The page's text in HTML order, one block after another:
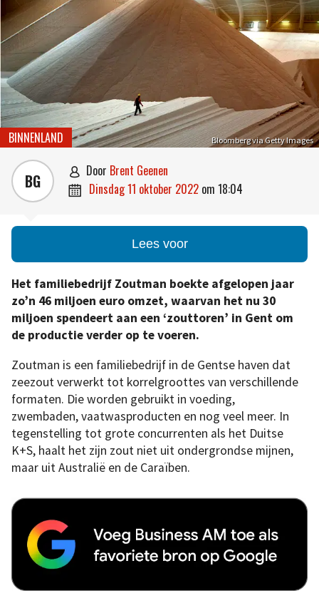
Bloomberg via Getty Images
BINNENLAND
BG  door Brent Geenen
 dinsdag 11 oktober 2022 om 18:04
Lees voor
Het familiebedrijf Zoutman boekte afgelopen jaar
zo’n 46 miljoen euro omzet, waarvan het nu 30
miljoen spendeert aan een ‘zouttoren’ in Gent om
de productie verder op te voeren.
Zoutman is een familiebedrijf in de Gentse haven dat
zeezout verwerkt tot korrelgroottes van verschillende
formaten. Die worden gebruikt in voeding,
zwembaden, vaatwasproducten en nog veel meer. In
tegenstelling tot grote concurrenten als het Duitse
K+S, haalt het zijn zout niet uit ondergrondse mijnen,
maar uit Australië en de Caraïben.